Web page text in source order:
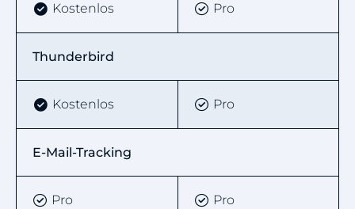
Kostenlos Pro
Thunderbird
Kostenlos Pro
E-Mail-Tracking
Pro Pro